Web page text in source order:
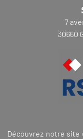
7
30660
Découvrez notre site